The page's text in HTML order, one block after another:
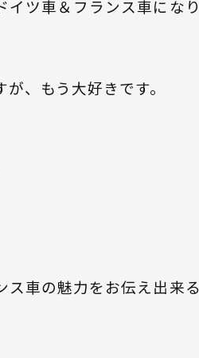
ツ車＆フランス車になり
、もう大好きです。
車の魅力をお伝え出来